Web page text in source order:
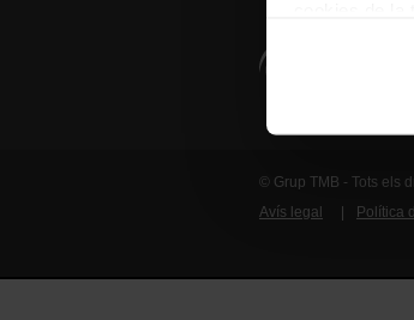
perquè
començar a
© Grup TMB - Tots els
Avís legal
Política